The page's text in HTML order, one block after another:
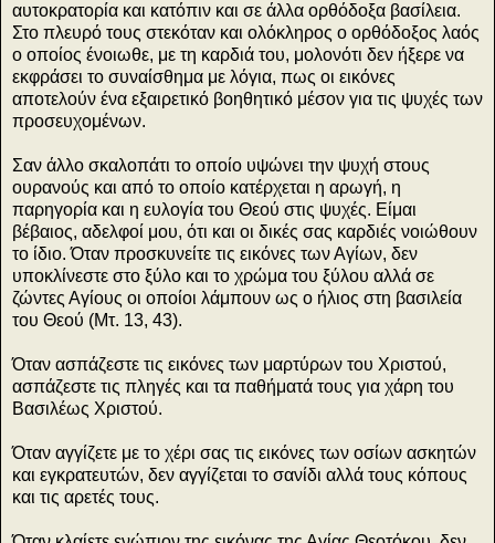
αυτοκρατορία και κατόπιν και σε άλλα ορθόδοξα βασίλεια.
Στο πλευρό τους στεκόταν και ολόκληρος ο ορθόδοξος λαός
ο οποίος ένοιωθε, με τη καρδιά του, μολονότι δεν ήξερε να
εκφράσει το συναίσθημα με λόγια, πως οι εικόνες
αποτελούν ένα εξαιρετικό βοηθητικό μέσον για τις ψυχές των
προσευχομένων.
Σαν άλλο σκαλοπάτι το οποίο υψώνει την ψυχή στους
ουρανούς και από το οποίο κατέρχεται η αρωγή, η
παρηγορία και η ευλογία του Θεού στις ψυχές. Είμαι
βέβαιος, αδελφοί μου, ότι και οι δικές σας καρδιές νοιώθουν
το ίδιο. Όταν προσκυνείτε τις εικόνες των Αγίων, δεν
υποκλίνεστε στο ξύλο και το χρώμα του ξύλου αλλά σε
ζώντες Αγίους οι οποίοι λάμπουν ως ο ήλιος στη βασιλεία
του Θεού (Μτ. 13, 43).
Όταν ασπάζεστε τις εικόνες των μαρτύρων του Χριστού,
ασπάζεστε τις πληγές και τα παθήματά τους για χάρη του
Βασιλέως Χριστού.
Όταν αγγίζετε με το χέρι σας τις εικόνες των οσίων ασκητών
και εγκρατευτών, δεν αγγίζεται το σανίδι αλλά τους κόπους
και τις αρετές τους.